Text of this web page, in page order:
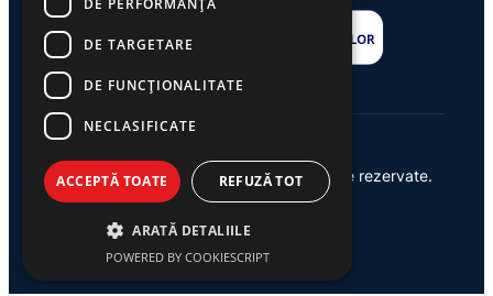
© 2026 Ziarul Exclusiv – Toate drepturile rezervate.
Powered by {AW}
DE TARGETARE
DE FUNCŢIONALITATE
NECLASIFICATE
ACCEPTĂ TOATE REFUZĂ TOT
ARATĂ DETALIILE
POWERED BY COOKIESCRIPT